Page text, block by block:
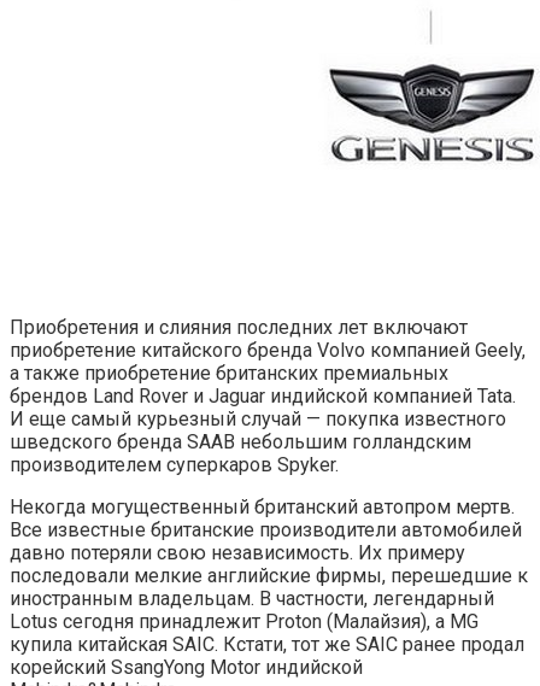
Приобретения и слияния последних лет включают
приобретение китайского бренда Volvo компанией Geely,
а также приобретение британских премиальных
брендов Land Rover и Jaguar индийской компанией Tata.
И еще самый курьезный случай — покупка известного
шведского бренда SAAB небольшим голландским
производителем суперкаров Spyker.
Некогда могущественный британский автопром мертв.
Все известные британские производители автомобилей
давно потеряли свою независимость. Их примеру
последовали мелкие английские фирмы, перешедшие к
иностранным владельцам. В частности, легендарный
Lotus сегодня принадлежит Proton (Малайзия), а MG
купила китайская SAIC. Кстати, тот же SAIC ранее продал
корейский SsangYong Motor индийской